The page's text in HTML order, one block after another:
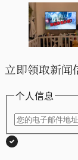
立即领取新闻
个人信息